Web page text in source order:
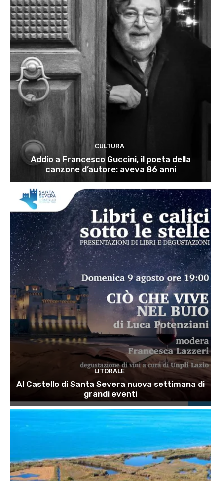
CULTURA
Addio a Francesco Guccini, il poeta della
canzone d’autore: aveva 86 anni
LITORALE
Al Castello di Santa Severa nuova settimana di
grandi eventi